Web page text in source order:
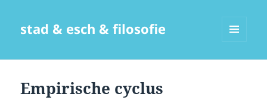
stad & esch & filosofie
Empirische cyclus